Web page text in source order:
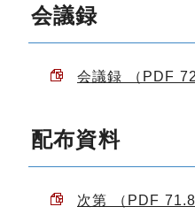
会議録
会議録 （PDF
配布資料
次第 （PDF